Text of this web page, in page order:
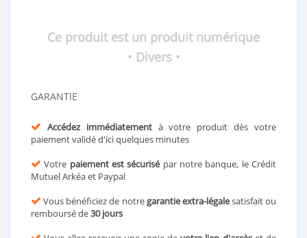
Ce produit est un produit numérique
• Divers •
GARANTIE
Accédez immédiatementà votre produit dès votre
paiement validé d'ici quelques minutes
Votre paiement est sécurisé par notre banque, le Crédit
Mutuel Arkéa et Paypal
Vous bénéficiez de notregarantie extra-légalesatisfait ou
remboursé de30 jours